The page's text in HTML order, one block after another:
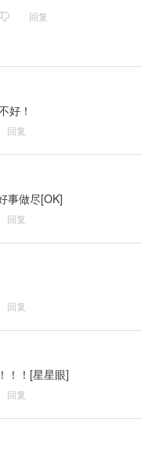
回复
好！
回复
事做尽[OK]
回复
回复
！！[星星眼]
回复